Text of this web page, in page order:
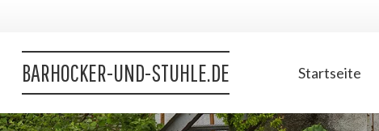
BARHOCKER-UND-STUHLE.DE Startseite